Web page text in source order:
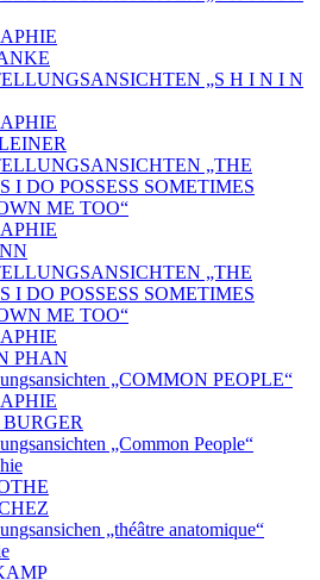
„S H I N I N
„THE
I DO POSSESS SOMETIMES
ME TOO“
„THE
I DO POSSESS SOMETIMES
ME TOO“
PHAN
„COMMON PEOPLE“
„Common People“
„théâtre anatomique“